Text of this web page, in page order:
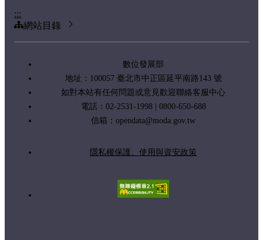
:::
網站目錄
數位發展部
地址：100057 臺北市中正區延平南路143 號
如對本站有任何問題或意見歡迎聯絡客服中心
電話：02-2531-1998 | 0800-650-688
信箱： opendata@moda.gov.tw
隱私權保護、使用與資安政策